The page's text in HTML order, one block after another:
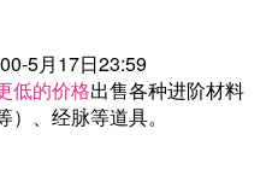
5月17日23:59
低的价格出售各种进阶材料
、经脉等道具。